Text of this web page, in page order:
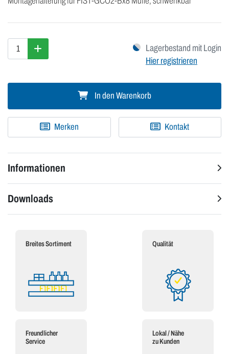
Lagerbestand mit Login
Hier registrieren
In den Warenkorb
Merken Kontakt
Informationen
Downloads
Breites Sortiment Qualität
Freundlicher
Service
Lokal / Nähe
zu Kunden